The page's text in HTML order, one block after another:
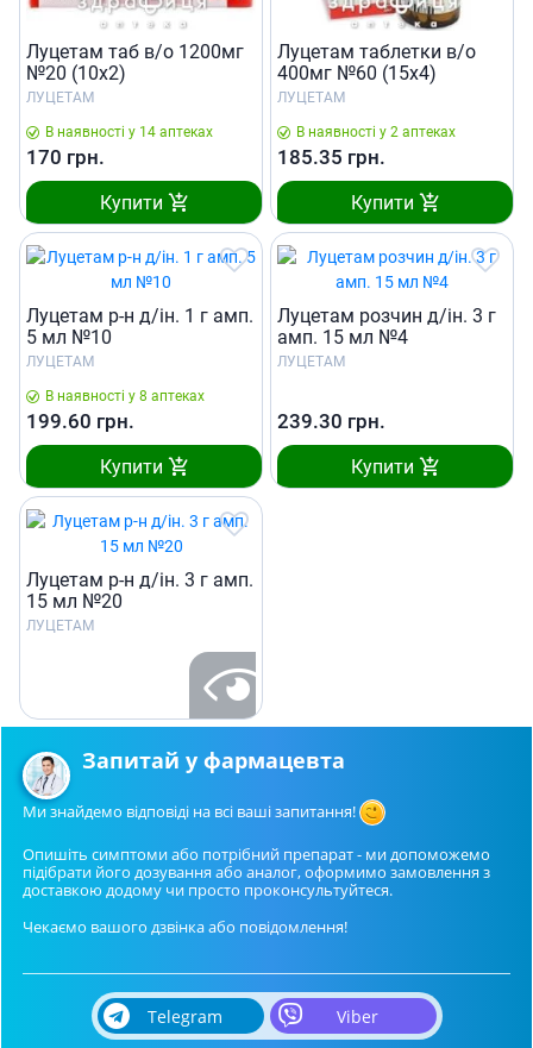
Луцетам таб в/о 1200мг
№20 (10х2)
ЛУЦЕТАМ
В наявності у 14 аптеках
170 грн.
Купити
Луцетам таблетки в/о
400мг №60 (15х4)
ЛУЦЕТАМ
В наявності у 2 аптеках
185.35 грн.
Купити
Луцетам р-н д/iн. 1 г амп.
5 мл №10
ЛУЦЕТАМ
В наявності у 8 аптеках
199.60 грн.
Купити
Луцетам розчин д/iн. 3 г
амп. 15 мл №4
ЛУЦЕТАМ
239.30 грн.
Купити
Луцетам р-н д/iн. 3 г амп.
15 мл №20
ЛУЦЕТАМ
Запитай у фармацевта
Ми знайдемо відповіді на всі ваші запитання!
Опишіть симптоми або потрібний препарат - ми допоможемо
підібрати його дозування або аналог, оформимо замовлення з
доставкою додому чи просто проконсультуйтеся.
Чекаємо вашого дзвінка або повідомлення!
Telegram Viber